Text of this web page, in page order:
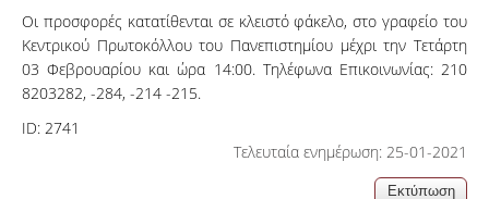
Οι προσφορές κατατίθενται σε κλειστό φάκελο, στο γραφείο του
Κεντρικού Πρωτοκόλλου του Πανεπιστημίου μέχρι την Τετάρτη
03 Φεβρουαρίου και ώρα 14:00. Τηλέφωνα Επικοινωνίας: 210
8203282, -284, -214 -215.
ID: 2741
Τελευταία ενημέρωση: 25-01-2021